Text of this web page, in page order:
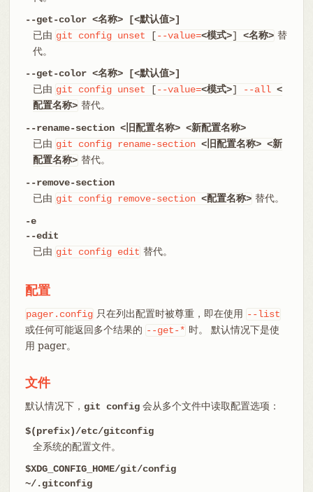
--get-color <名称> [<默认值>]
已由 git config unset [--value=<模式>] <名称> 替
代。
--get-color <名称> [<默认值>]
已由 git config unset [--value=<模式>] --all <
配置名称> 替代。
--rename-section <旧配置名称> <新配置名称>
已由 git config rename-section <旧配置名称> <新
配置名称> 替代。
--remove-section
已由 git config remove-section <配置名称> 替代。
-e
--edit
已由 git config edit 替代。
配置
pager.config 只在列出配置时被尊重，即在使用 --list
或任何可能返回多个结果的 --get-* 时。 默认情况下是使
用 pager。
文件
默认情况下， git config会从多个文件中读取配置选项：
$(prefix)/etc/gitconfig
全系统的配置文件。
$XDG_CONFIG_HOME/git/config
~/.gitconfig